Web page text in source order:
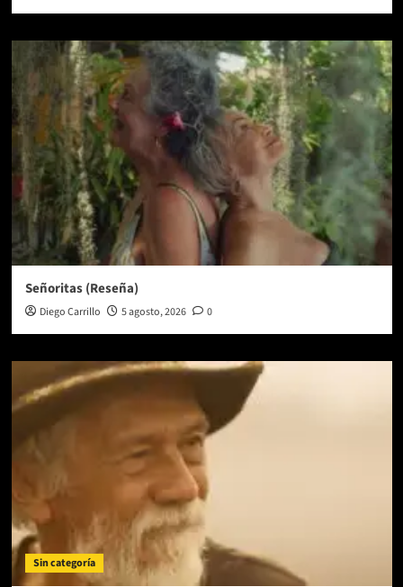
Señoritas (Reseña)
Diego Carrillo 5 agosto, 2026 0
Sin categoría